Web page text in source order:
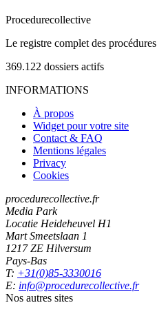
Procedurecollective
Le registre complet des
369.122 dossiers actifs
INFORMATIONS
À propos
Widget pour votre site
Contact & FAQ
Mentions légales
Privacy
Cookies
procedurecollective.fr
Media Park
Locatie Heideheuvel H1
Mart Smeetslaan 1
1217 ZE Hilversum
Pays-Bas
T: +31(0)85-3330016
E: info@procedurecollective.fr
Nos autres sites